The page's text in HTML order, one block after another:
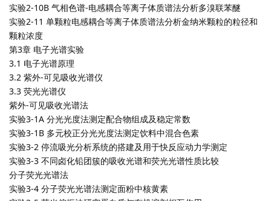
实验2-10B 气相色谱-电感耦合等离子体质谱法分析多溴联苯醚
实验2-11 单颗粒电感耦合等离子体质谱法分析金纳米颗粒的粒径和
颗粒浓度
第3章 电子光谱实验
3.1 电子光谱原理
3.2 紫外-可见吸收光谱仪
3.3 荧光光谱仪
紫外-可见吸收光谱法
实验3-1A 分光光度法测定配合物组成及稳定常数
实验3-1B 多元校正分光光度法测定饮料中混合色素
实验3-2 停流吸光分析系统的搭建及用于快反应动力学测定
实验3-3 不同卤化铅团簇的吸收光谱和荧光光谱性质比较
分子荧光光谱法
实验3-4 分子荧光光谱法测定面粉中核黄素